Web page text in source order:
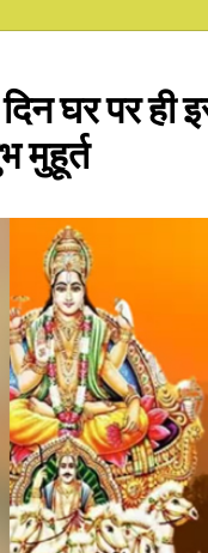
घर पर ही
मुहूर्त